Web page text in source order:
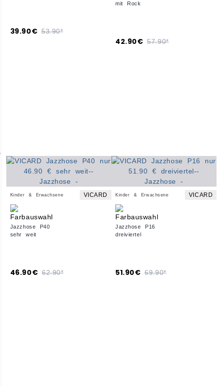
39.90€ 53.90*
mit Rock
42.90€ 57.90*
Kinder & Erwachsene VICARD
Jazzhose P40
sehr weit
46.90€ 62.90*
Kinder & Erwachsene VICARD
Jazzhose P16
dreiviertel
51.90€ 69.90*